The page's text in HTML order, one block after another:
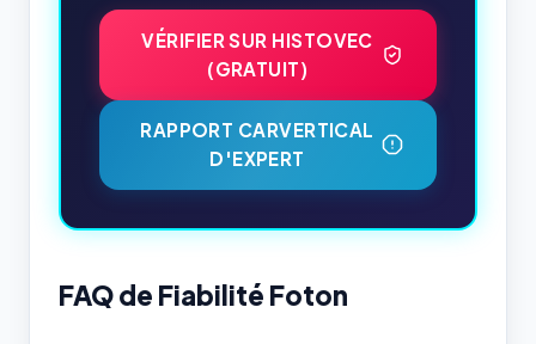
VÉRIFIER SUR HISTOVEC
(GRATUIT)
RAPPORT CARVERTICAL
D'EXPERT
FAQ de Fiabilité Foton